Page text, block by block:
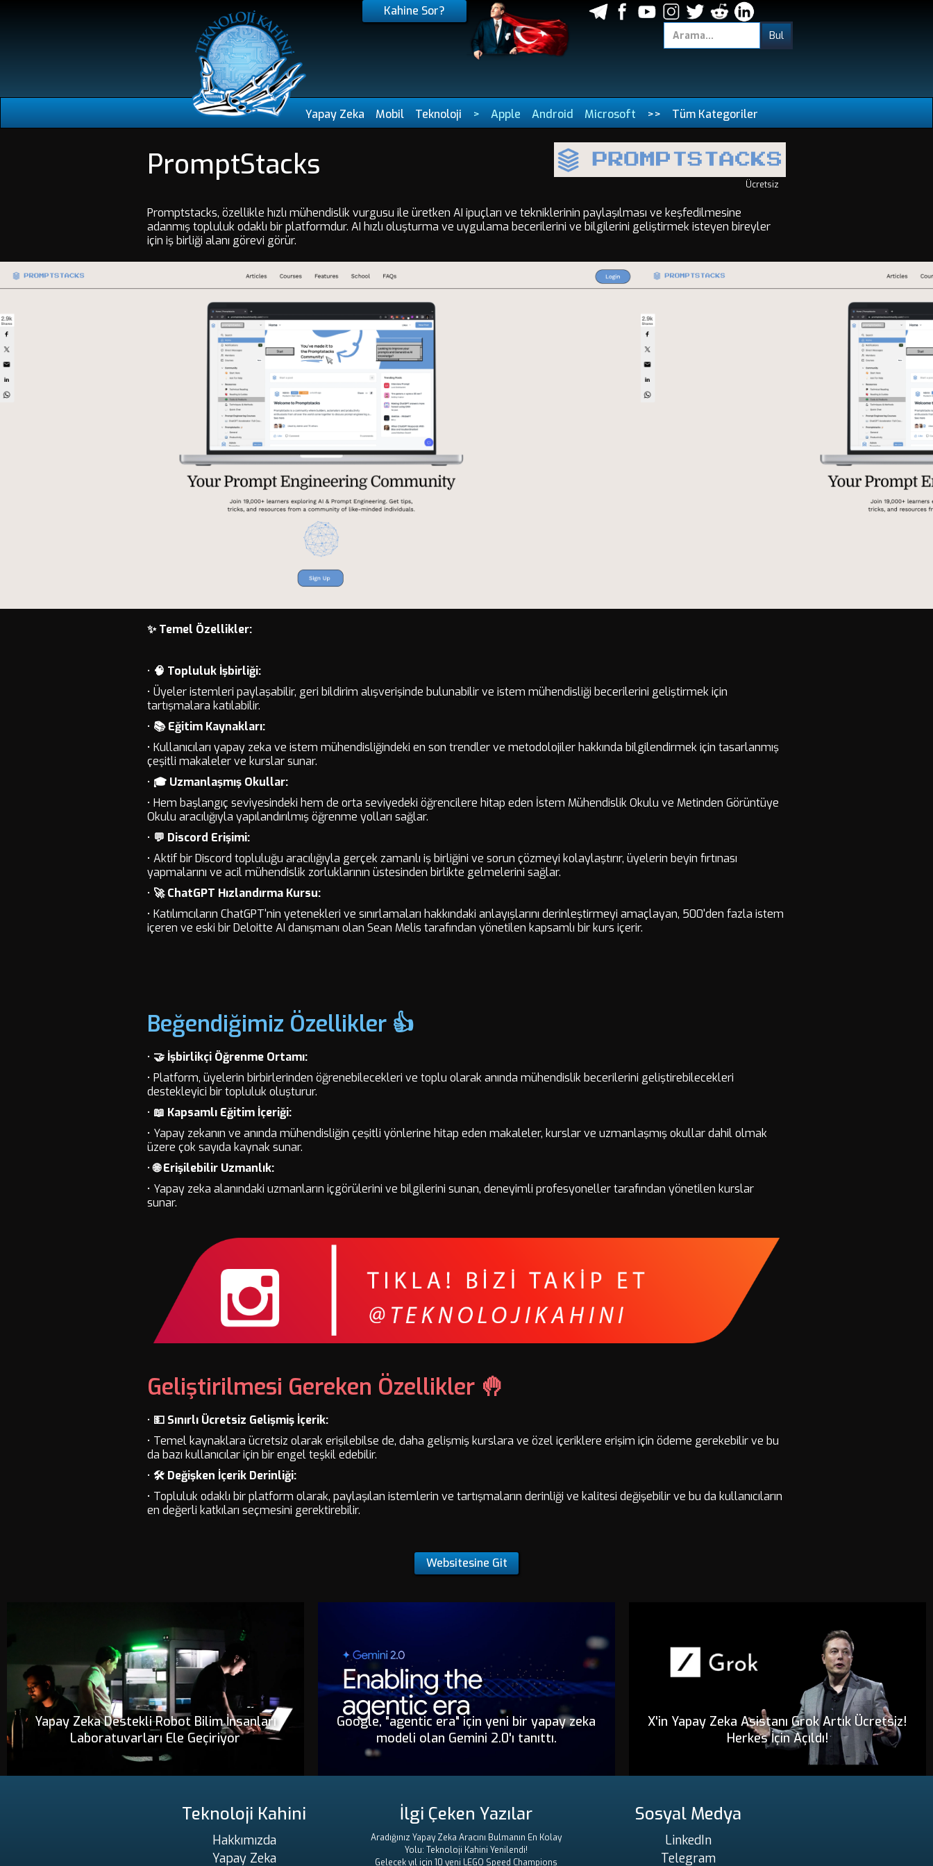
Kahine Sor?
Yapay Zeka Mobil Teknoloji > Apple Android Microsoft >> Tüm Kategoriler
PromptStacks
Ücretsiz
Promptstacks, özellikle hızlı mühendislik vurgusu ile üretken AI ipuçları ve tekniklerinin paylaşılması ve keşfedilmesine
adanmış topluluk odaklı bir platformdur. AI hızlı oluşturma ve uygulama becerilerini ve bilgilerini geliştirmek isteyen bireyler
için iş birliği alanı görevi görür.
✨ Temel Özellikler:
• 🧠 Topluluk İşbirliği:
• Üyeler istemleri paylaşabilir, geri bildirim alışverişinde bulunabilir ve istem mühendisliği becerilerini geliştirmek için
tartışmalara katılabilir.
• 📚 Eğitim Kaynakları:
• Kullanıcıları yapay zeka ve istem mühendisliğindeki en son trendler ve metodolojiler hakkında bilgilendirmek için tasarlanmış
çeşitli makaleler ve kurslar sunar.
• 🎓 Uzmanlaşmış Okullar:
• Hem başlangıç ​​seviyesindeki hem de orta seviyedeki öğrencilere hitap eden İstem Mühendislik Okulu ve Metinden Görüntüye
Okulu aracılığıyla yapılandırılmış öğrenme yolları sağlar.
• 💬 Discord Erişimi:
• Aktif bir Discord topluluğu aracılığıyla gerçek zamanlı iş birliğini ve sorun çözmeyi kolaylaştırır, üyelerin beyin fırtınası
yapmalarını ve acil mühendislik zorluklarının üstesinden birlikte gelmelerini sağlar.
• 🚀 ChatGPT Hızlandırma Kursu:
• Katılımcıların ChatGPT'nin yetenekleri ve sınırlamaları hakkındaki anlayışlarını derinleştirmeyi amaçlayan, 500'den fazla istem
içeren ve eski bir Deloitte AI danışmanı olan Sean Melis tarafından yönetilen kapsamlı bir kurs içerir.
Beğendiğimiz Özellikler 👍
• 🤝 İşbirlikçi Öğrenme Ortamı:
• Platform, üyelerin birbirlerinden öğrenebilecekleri ve toplu olarak anında mühendislik becerilerini geliştirebilecekleri
destekleyici bir topluluk oluşturur.
• 📖 Kapsamlı Eğitim İçeriği:
• Yapay zekanın ve anında mühendisliğin çeşitli yönlerine hitap eden makaleler, kurslar ve uzmanlaşmış okullar dahil olmak
üzere çok sayıda kaynak sunar.
•🌐 Erişilebilir Uzmanlık:
• Yapay zeka alanındaki uzmanların içgörülerini ve bilgilerini sunan, deneyimli profesyoneller tarafından yönetilen kurslar
sunar.
Geliştirilmesi Gereken Özellikler 🤚
• 💵 Sınırlı Ücretsiz Gelişmiş İçerik:
• Temel kaynaklara ücretsiz olarak erişilebilse de, daha gelişmiş kurslara ve özel içeriklere erişim için ödeme gerekebilir ve bu
da bazı kullanıcılar için bir engel teşkil edebilir.
• 🛠️ Değişken İçerik Derinliği:
• Topluluk odaklı bir platform olarak, paylaşılan istemlerin ve tartışmaların derinliği ve kalitesi değişebilir ve bu da kullanıcıların
en değerli katkıları seçmesini gerektirebilir.
Websitesine Git
Yapay Zeka Destekli Robot Bilim İnsanları
Laboratuvarları Ele Geçiriyor
Google, "agentic era" için yeni bir yapay zeka
modeli olan Gemini 2.0'ı tanıttı.
X'in Yapay Zeka Asistanı Grok Artık Ücretsiz!
Herkes İçin Açıldı!
Teknoloji Kahini
Hakkımızda
Yapay Zeka
İlgi Çeken Yazılar
Aradığınız Yapay Zeka Aracını Bulmanın En Kolay
Yolu: Teknoloji Kahini Yenilendi!
Gelecek yıl için 10 yeni LEGO Speed ​​Champions
Sosyal Medya
LinkedIn
Telegram